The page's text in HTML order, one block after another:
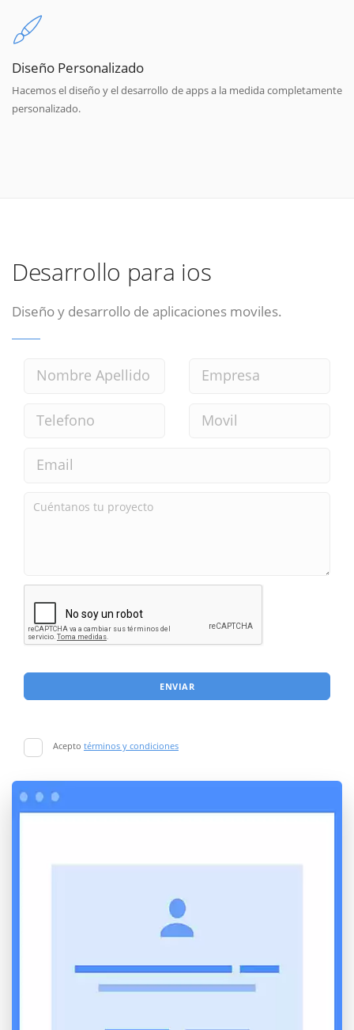
Diseño Personalizado
Hacemos el diseño y el desarrollo de apps a la medida completamente
personalizado.
Desarrollo para ios
Diseño y desarrollo de aplicaciones moviles.
ENVIAR
Acepto términos y condiciones